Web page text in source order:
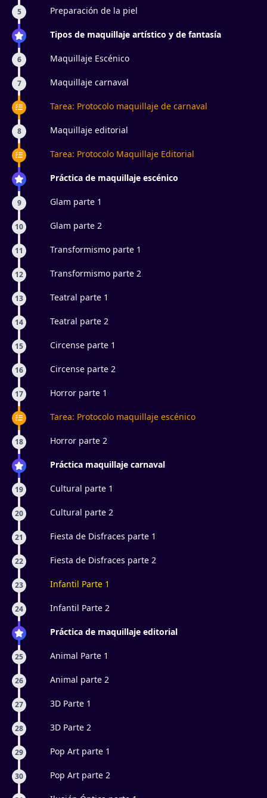
5 Preparación de la piel
Tipos de maquillaje artístico y de fantasía
6 Maquillaje Escénico
7 Maquillaje carnaval
Tarea: Protocolo maquillaje de carnaval
8 Maquillaje editorial
Tarea: Protocolo Maquillaje Editorial
Práctica de maquillaje escénico
9 Glam parte 1
10 Glam parte 2
11 Transformismo parte 1
12 Transformismo parte 2
13 Teatral parte 1
14 Teatral parte 2
15 Circense parte 1
16 Circense parte 2
17 Horror parte 1
Tarea: Protocolo maquillaje escénico
18 Horror parte 2
Práctica maquillaje carnaval
19 Cultural parte 1
20 Cultural parte 2
21 Fiesta de Disfraces parte 1
22 Fiesta de Disfraces parte 2
23 Infantil Parte 1
24 Infantil Parte 2
Práctica de maquillaje editorial
25 Animal Parte 1
26 Animal parte 2
27 3D Parte 1
28 3D Parte 2
29 Pop Art parte 1
30 Pop Art parte 2